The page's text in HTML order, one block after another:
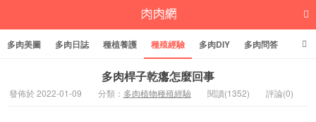
多肉美圖 多肉日誌 種植養護 種殖經驗 多肉DIY 多肉問答
多肉桿子乾癟怎麼回事
發佈於 2022-01-09 分類： 多肉植物種殖經驗 閱讀(1352) 評論(0)